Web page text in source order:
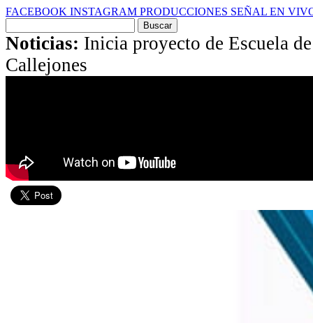
FACEBOOK INSTAGRAM PRODUCCIONES SEÑAL EN
por:
Noticias: Inicia proyecto de Escuela
Callejones